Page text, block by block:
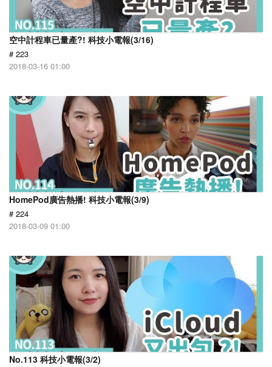
空中計程車已量產?! 科技小電報(3/16)
# 223
2018-03-16 01:00
HomePod廣告熱播! 科技小電報(3/9)
# 224
2018-03-09 01:00
No.113 科技小電報(3/2)